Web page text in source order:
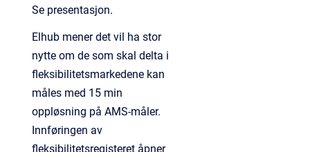
Se presentasjon.
Elhub mener det vil ha stor
nytte om de som skal delta i
fleksibilitetsmarkedene kan
måles med 15 min
oppløsning på AMS-måler.
Innføringen av
fleksibilitetsregisteret åpner